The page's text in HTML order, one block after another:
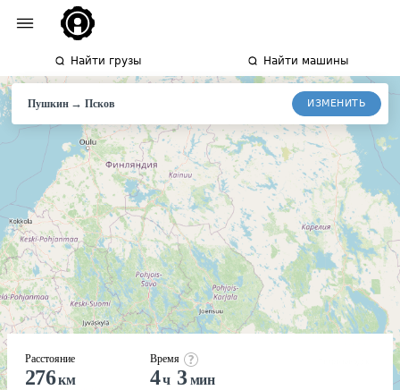
Найти грузы Найти машины
Пушкин→Псков ИЗМЕНИТЬ
Расстояние
276км
Время
4ч 3мин